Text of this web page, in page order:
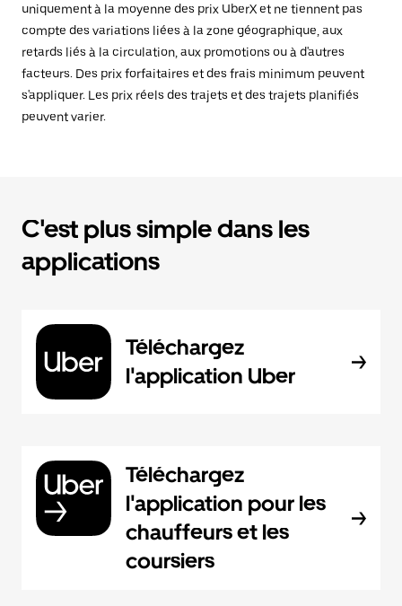
uniquement à la moyenne des prix UberX et ne tiennent pas
compte des variations liées à la zone géographique, aux
retards liés à la circulation, aux promotions ou à d'autres
facteurs. Des prix forfaitaires et des frais minimum peuvent
s'appliquer. Les prix réels des trajets et des trajets planifiés
peuvent varier.
C'est plus simple dans les
applications
Téléchargez
l'application Uber
Téléchargez
l'application pour les
chauffeurs et les
coursiers